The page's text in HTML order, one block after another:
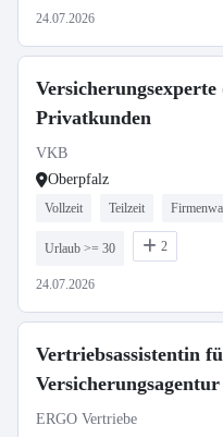
24.07.2026
Privatkunden
VKB
Oberpfalz
Vollzeit Teilzeit
Urlaub >= 30 2
24.07.2026
Vertriebsassistentin
Versicherungsagentur
ERGO Vertriebe